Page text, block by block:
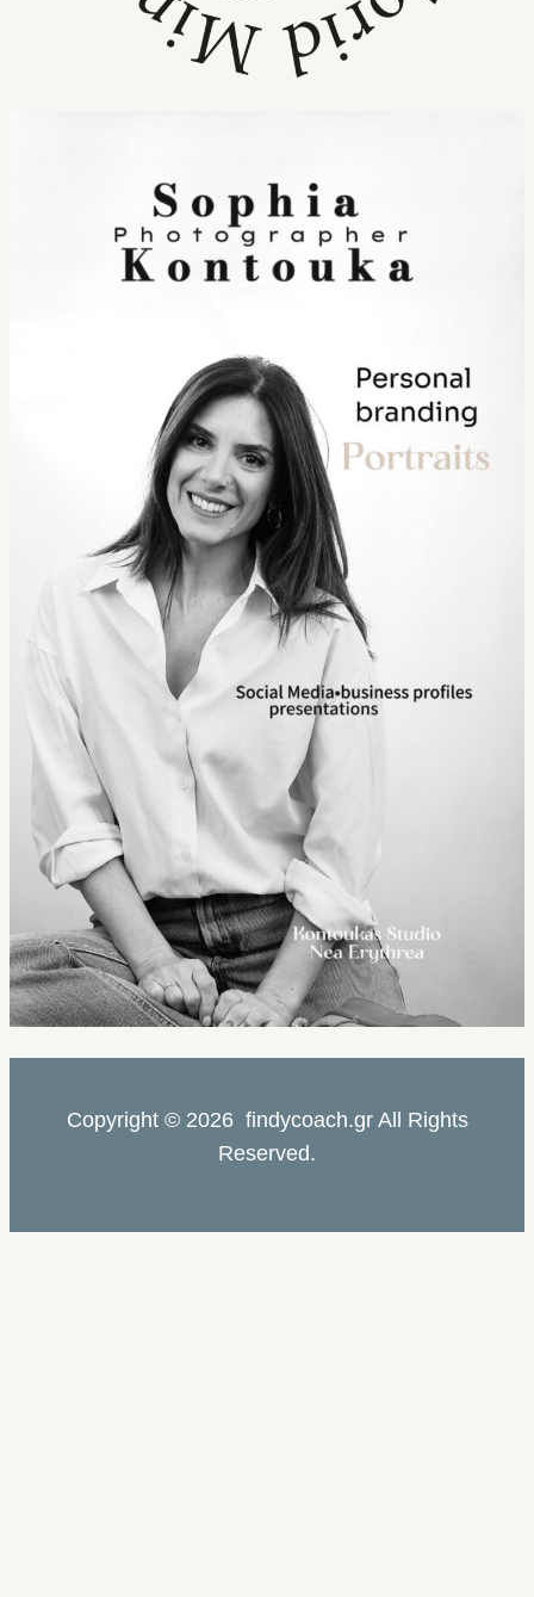
Copyright © 2026 findycoach.gr All Rights
Reserved.